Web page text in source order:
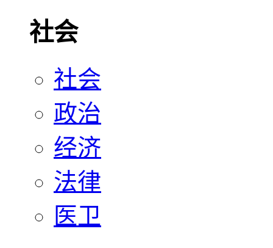
社会
社会
政治
经济
法律
医卫